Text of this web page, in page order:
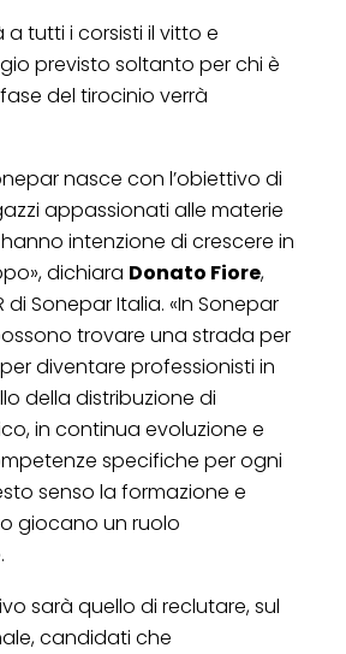
a tutti i corsisti il vitto e
previsto soltanto per chi è
del tirocinio verrà
nasce con l’obiettivo di
appassionati alle materie
intenzione di crescere in
dichiara Donato Fiore,
di Sonepar Italia. «In Sonepar
trovare una strada per
diventare professionisti in
della distribuzione di
in continua evoluzione e
specifiche per ogni
senso la formazione e
giocano un ruolo
sarà quello di reclutare, sul
candidati che